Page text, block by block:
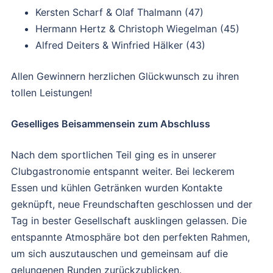
Kersten Scharf & Olaf Thalmann (47)
Hermann Hertz & Christoph Wiegelman (45)
Alfred Deiters & Winfried Hälker (43)
Allen Gewinnern herzlichen Glückwunsch zu ihren
tollen Leistungen!
Geselliges Beisammensein zum Abschluss
Nach dem sportlichen Teil ging es in unserer
Clubgastronomie entspannt weiter. Bei leckerem
Essen und kühlen Getränken wurden Kontakte
geknüpft, neue Freundschaften geschlossen und der
Tag in bester Gesellschaft ausklingen gelassen. Die
entspannte Atmosphäre bot den perfekten Rahmen,
um sich auszutauschen und gemeinsam auf die
gelungenen Runden zurückzublicken.